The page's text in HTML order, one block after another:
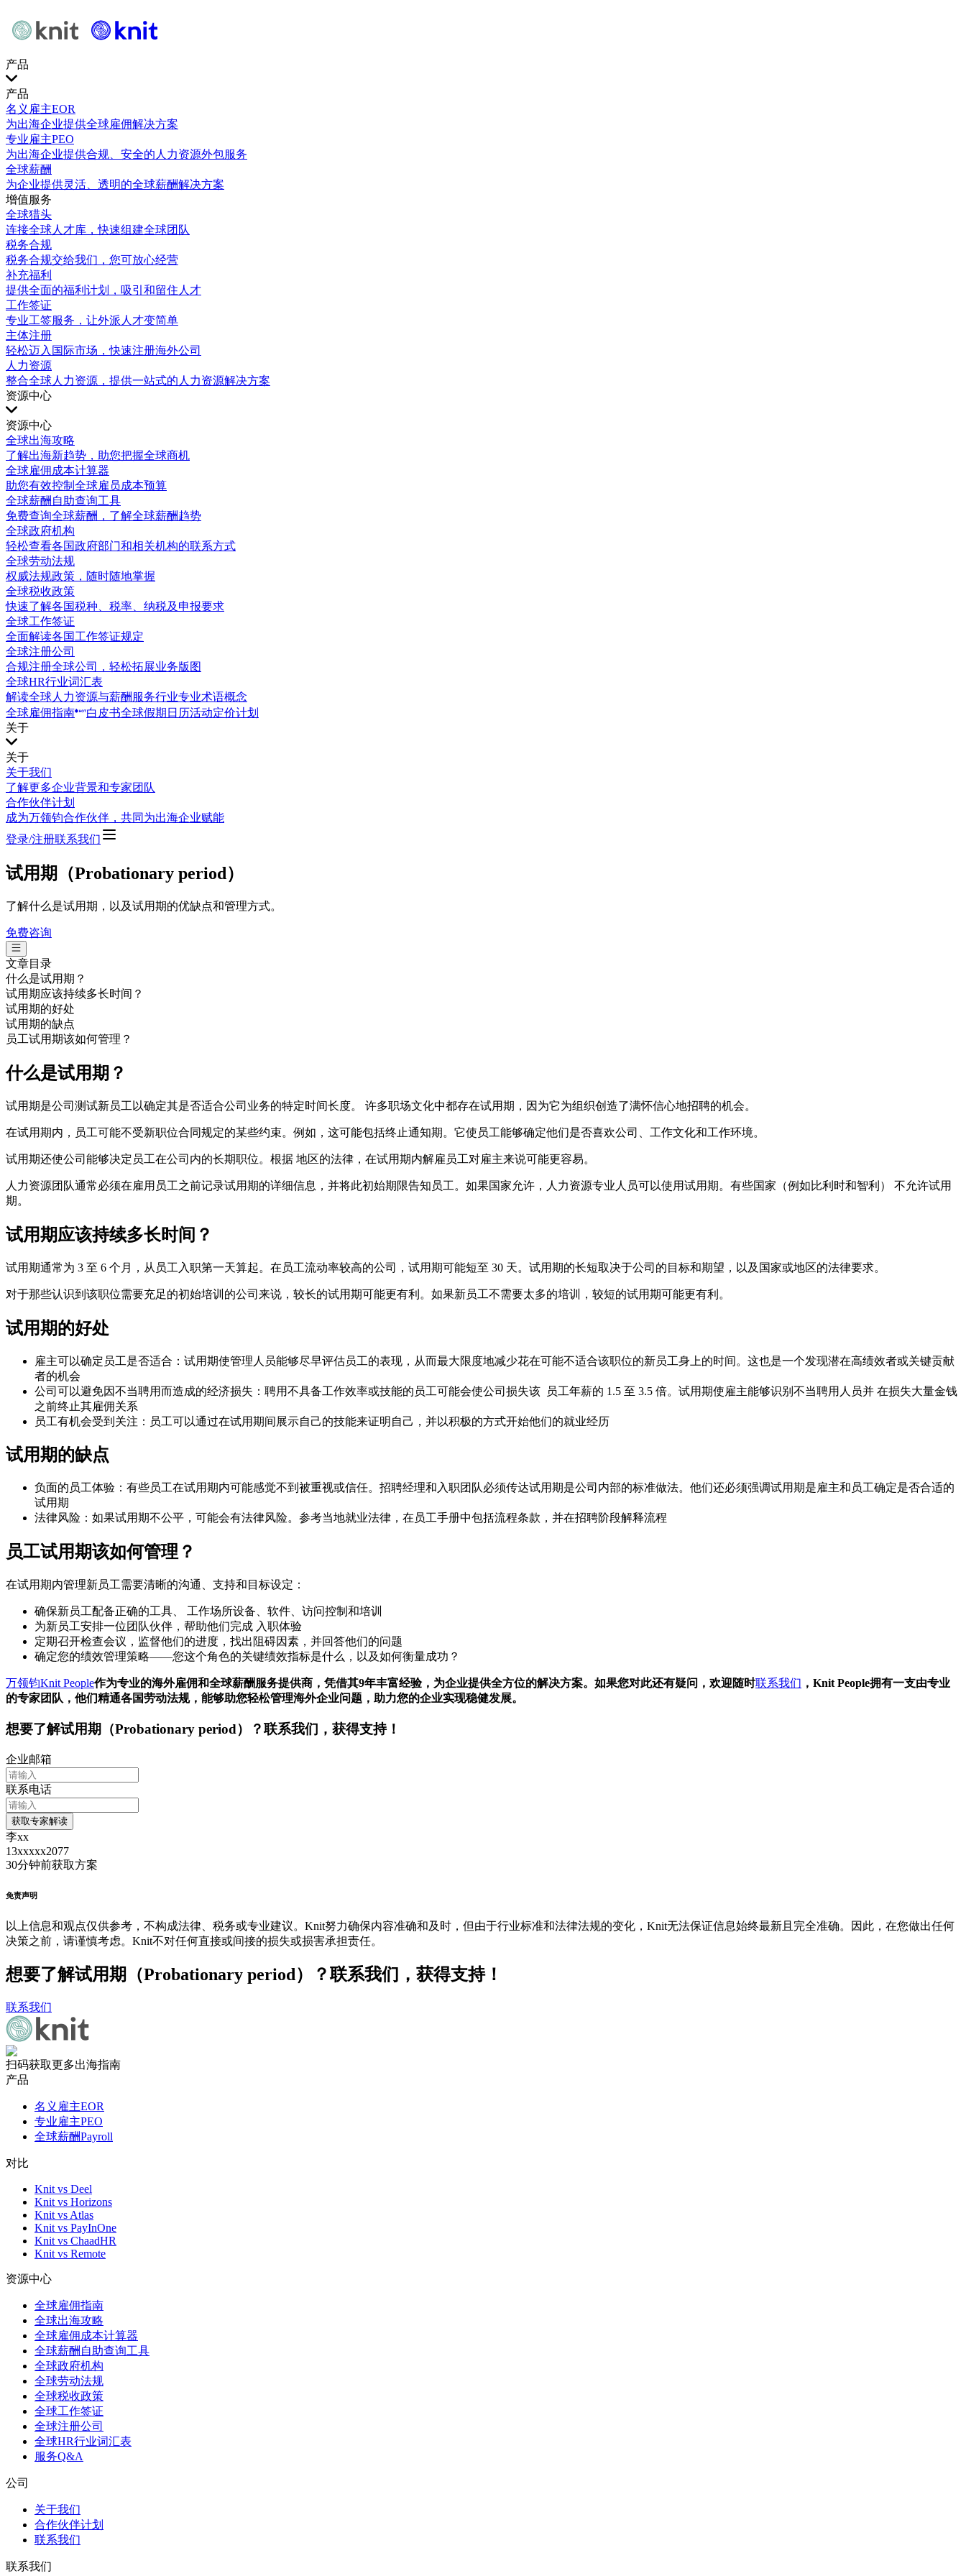
产品
产品
名义雇主EOR
为出海企业提供全球雇佣解决方案
专业雇主PEO
为出海企业提供合规、安全的人力资源外包服务
全球薪酬
为企业提供灵活、透明的全球薪酬解决方案
增值服务
全球猎头
连接全球人才库，快速组建全球团队
税务合规
税务合规交给我们，您可放心经营
补充福利
提供全面的福利计划，吸引和留住人才
工作签证
专业工签服务，让外派人才变简单
主体注册
轻松迈入国际市场，快速注册海外公司
人力资源
整合全球人力资源，提供一站式的人力资源解决方案
资源中心
资源中心
全球出海攻略
了解出海新趋势，助您把握全球商机
全球雇佣成本计算器
助您有效控制全球雇员成本预算
全球薪酬自助查询工具
免费查询全球薪酬，了解全球薪酬趋势
全球政府机构
轻松查看各国政府部门和相关机构的联系方式
全球劳动法规
权威法规政策，随时随地掌握
全球税收政策
快速了解各国税种、税率、纳税及申报要求
全球工作签证
全面解读各国工作签证规定
全球注册公司
合规注册全球公司，轻松拓展业务版图
全球HR行业词汇表
解读全球人力资源与薪酬服务行业专业术语概念
全球雇佣指南
白皮书全球假期日历活动定价计划
关于
关于
关于我们
了解更多企业背景和专家团队
合作伙伴计划
成为万领钧合作伙伴，共同为出海企业赋能
登录/注册联系我们
试用期（Probationary period）
了解什么是试用期，以及试用期的优缺点和管理方式。
免费咨询
文章目录
什么是试用期？
试用期应该持续多长时间？
试用期的好处
试用期的缺点
员工试用期该如何管理？
什么是试用期？
试用期是公司测试新员工以确定其是否适合公司业务的特定时间长度。 许多职场文化中都存在试用期，因为它为组织创造了满怀信心地招聘的机会。
在试用期内，员工可能不受新职位合同规定的某些约束。例如，这可能包括终止通知期。它使员工能够确定他们是否喜欢公司、工作文化和工作环境。
试用期还使公司能够决定员工在公司内的长期职位。根据 地区的法律，在试用期内解雇员工对雇主来说可能更容易。
人力资源团队通常必须在雇用员工之前记录试用期的详细信息，并将此初始期限告知员工。如果国家允许，人力资源专业人员可以使用试用期。有些国家（例如比利时和智利） 不允许试用
期。
试用期应该持续多长时间？
试用期通常为 3 至 6 个月，从员工入职第一天算起。在员工流动率较高的公司，试用期可能短至 30 天。试用期的长短取决于公司的目标和期望，以及国家或地区的法律要求。
对于那些认识到该职位需要充足的初始培训的公司来说，较长的试用期可能更有利。如果新员工不需要太多的培训，较短的试用期可能更有利。
试用期的好处
雇主可以确定员工是否适合：试用期使管理人员能够尽早评估员工的表现，从而最大限度地减少花在可能不适合该职位的新员工身上的时间。这也是一个发现潜在高绩效者或关键贡献
者的机会
公司可以避免因不当聘用而造成的经济损失：聘用不具备工作效率或技能的员工可能会使公司损失该 员工年薪的 1.5 至 3.5 倍。试用期使雇主能够识别不当聘用人员并 在损失大量金钱
之前终止其雇佣关系
员工有机会受到关注：员工可以通过在试用期间展示自己的技能来证明自己，并以积极的方式开始他们的就业经历
试用期的缺点
负面的员工体验：有些员工在试用期内可能感觉不到被重视或信任。招聘经理和入职团队必须传达试用期是公司内部的标准做法。他们还必须强调试用期是雇主和员工确定是否合适的
试用期
法律风险：如果试用期不公平，可能会有法律风险。参考当地就业法律，在员工手册中包括流程条款，并在招聘阶段解释流程
员工试用期该如何管理？
在试用期内管理新员工需要清晰的沟通、支持和目标设定：
确保新员工配备正确的工具、 工作场所设备、软件、访问控制和培训
为新员工安排一位团队伙伴，帮助他们完成 入职体验
定期召开检查会议，监督他们的进度，找出阻碍因素，并回答他们的问题
确定您的绩效管理策略——您这个角色的关键绩效指标是什么，以及如何衡量成功？
万领钧Knit People作为专业的海外雇佣和全球薪酬服务提供商，凭借其9年丰富经验，为企业提供全方位的解决方案。如果您对此还有疑问，欢迎随时联系我们 ，Knit People拥有一支由专业
的专家团队，他们精通各国劳动法规，能够助您轻松管理海外企业问题，助力您的企业实现稳健发展。
想要了解试用期（Probationary period） ？联系我们，获得支持！
企业邮箱
联系电话
获取专家解读
李xx
13xxxxx2077
30分钟前获取方案
免责声明
以上信息和观点仅供参考，不构成法律、税务或专业建议。Knit努力确保内容准确和及时，但由于行业标准和法律法规的变化，Knit无法保证信息始终最新且完全准确。因此，在您做出任何
决策之前，请谨慎考虑。Knit不对任何直接或间接的损失或损害承担责任。
想要了解试用期（Probationary period）？联系我们，获得支持！
联系我们
扫码获取更多出海指南
产品
名义雇主EOR
专业雇主PEO
全球薪酬Payroll
对比
Knit vs Deel
Knit vs Horizons
Knit vs Atlas
Knit vs PayInOne
Knit vs ChaadHR
Knit vs Remote
资源中心
全球雇佣指南
全球出海攻略
全球雇佣成本计算器
全球薪酬自助查询工具
全球政府机构
全球劳动法规
全球税收政策
全球工作签证
全球注册公司
全球HR行业词汇表
服务Q&A
公司
关于我们
合作伙伴计划
联系我们
联系我们